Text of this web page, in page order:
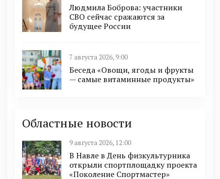
Людмила Боброва: участники
СВО сейчас сражаются за
будущее России
7 августа 2026, 9:00
Беседа «Овощи, ягоды и фрукты
— самые витаминные продукты»
Областные новости
9 августа 2026, 12:00
В Навле в День физкультурника
открыли спортплощадку проекта
«Поколение Спортмастер»